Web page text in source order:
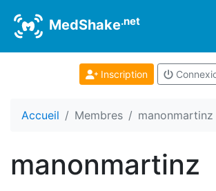
MedShake.net
Inscription
Accueil Membres manonmartinz
manonmartinz